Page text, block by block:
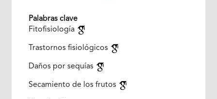
Palabras clave
Fitofisiología
Trastornos fisiológicos
Daños por sequías
Secamiento de los frutos